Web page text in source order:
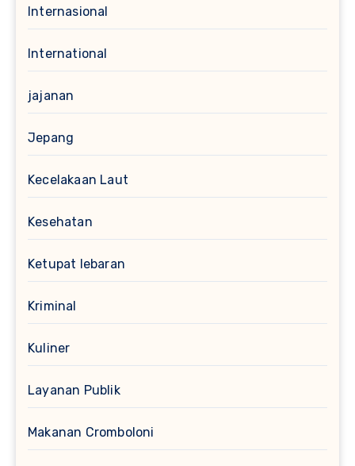
Internasional
International
jajanan
Jepang
Kecelakaan Laut
Kesehatan
Ketupat lebaran
Kriminal
Kuliner
Layanan Publik
Makanan Cromboloni